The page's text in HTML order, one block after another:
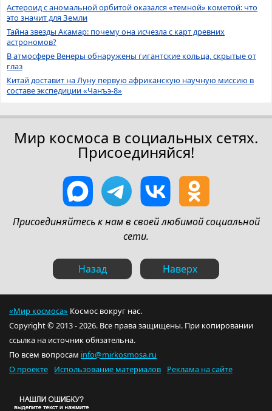
Астероид с аномальной орбитой оказался «темной» кометой: что
это значит для Земли
Тайна звезды Акамар: почему она исчезла с карт древних
астрономов?
В атмосфере Венеры обнаружены гигантские кольца, скрытые от
глаз
Китай доставит на Луну первую африканскую научную миссию в
составе экспедиции «Чанъэ-8»
Мир космоса в социальных сетях.
Присоединяйся!
Присоединяйтесь к нам в своей любимой социальной
сети.
Назад Наверх
«Мир космоса» Космос вокруг нас.
Copyright © 2013 - 2026. Все права защищены. При копировании
ссылка на источник обязательна.
По всем вопросам info@mirkosmosa.ru
О проекте
Использование материалов Реклама на сайте